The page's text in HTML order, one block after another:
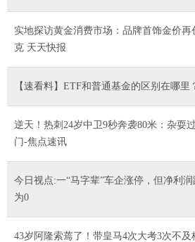
实地探访黄金消费市场：品牌首饰金价再
克 天天快报
【速看料】ETF和普通基金的区别在哪里
逆天！热刺24岁中卫9秒奔袭80米：杂耍
门-焦点速讯
今日视点:一“马字辈”车企涨停，但净利
为0
43岁阿隆索蔫了！带皇马4次大考3次不